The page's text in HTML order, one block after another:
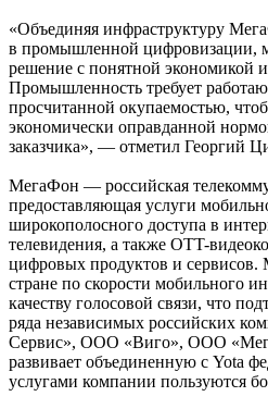
«Объединяя инфраструктуру
в промышленной цифровизации,
решение с понятной экономикой
Промышленность требует
просчитанной окупаемостью,
экономически оправданной
заказчика», — отметил Георгий
МегаФон — российская
предоставляющая услуги
широкополосного доступа в
телевидения, а также OTT-
цифровых продуктов и
стране по скорости мобильного
качеству голосовой связи, что
ряда независимых российских
Сервис», ООО «Виго», ООО
развивает объединенную с Yota
услугами компании пользуются